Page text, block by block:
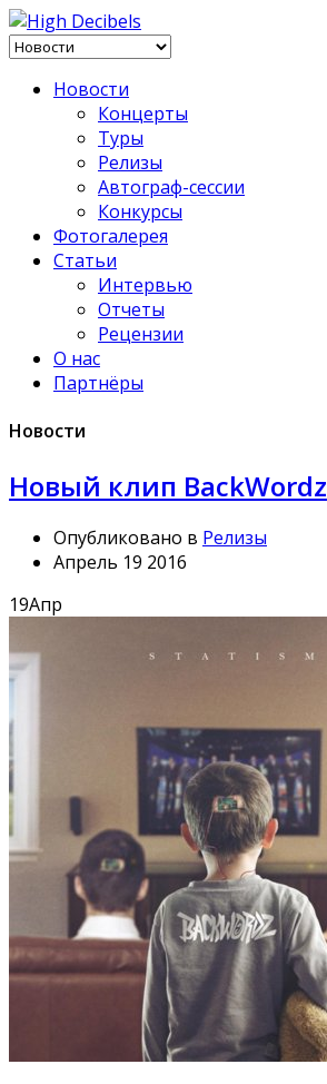
Новости
Концерты
Туры
Релизы
Автограф-сессии
Конкурсы
Фотогалерея
Статьи
Интервью
Отчеты
Рецензии
О нас
Партнёры
Новости
Новый клип BackWordz
Опубликовано в Релизы
Апрель 19 2016
19Апр